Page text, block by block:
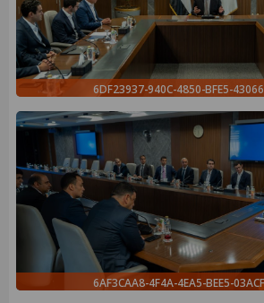
6DF23937-940C-4850-BFE5-
6AF3CAA8-4F4A-4EA5-BEE5-